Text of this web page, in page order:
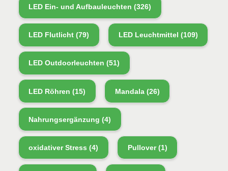
LED Ein- und Aufbauleuchten (326)
LED Flutlicht (79) LED Leuchtmittel (109)
LED Outdoorleuchten (51)
LED Röhren (15) Mandala(26)
Nahrungsergänzung (4)
oxidativer Stress (4) Pullover(1)